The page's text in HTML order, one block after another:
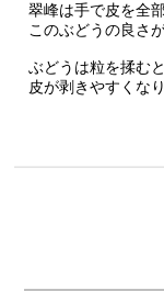
翠峰は手で皮を全
このぶどうの良さ
ぶどうは粒を揉む
皮が剥きやすくなり